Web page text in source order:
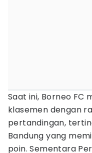
Saat ini, Borneo FC
klasemen dengan
pertandingan,
Bandung yang
poin. Sementara